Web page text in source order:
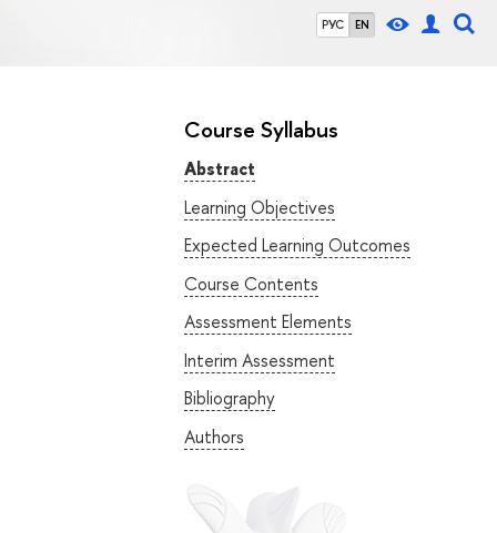
РУС EN
Course Syllabus
Abstract
Learning Objectives
Expected Learning Outcomes
Course Contents
Assessment Elements
Interim Assessment
Bibliography
Authors